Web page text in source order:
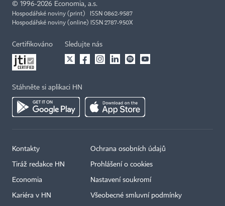
© 1996-2026 Economia, a.s.
Hospodářské noviny (print) ISSN 0862-9587
Hospodářské noviny (online) ISSN 2787-950X
Certifikováno Sledujte nás
Stáhněte si aplikaci HN
Kontakty
Tiráž redakce HN
Economia
Kariéra v HN
Ochrana osobních údajů
Prohlášení o cookies
Nastavení soukromí
Všeobecné smluvní podmínky